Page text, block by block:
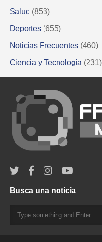
Salud (853)
Deportes (655)
Noticias Frecuentes (460)
Ciencia y Tecnología (231)
Busca una noticia